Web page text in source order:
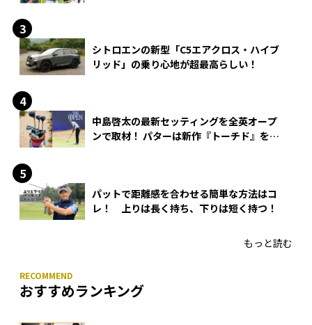
シトロエンの新型「C5エアクロス・ハイブ
リッド」の乗り心地が超最高らしい！
中島啓太の最新セッティングを全英オープ
ンで取材！ パターは新作『トーチド』を投
パットで距離感を合わせる簡単な方法はコ
レ！ 上りは長く持ち、下りは短く持つ！
もっと読む
おすすめランキング